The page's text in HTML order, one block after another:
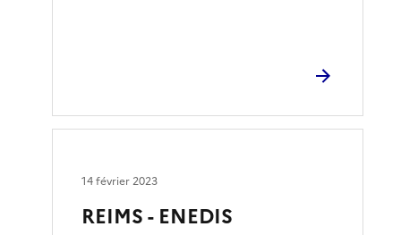
REIMS - ENEDIS
14 février 2023